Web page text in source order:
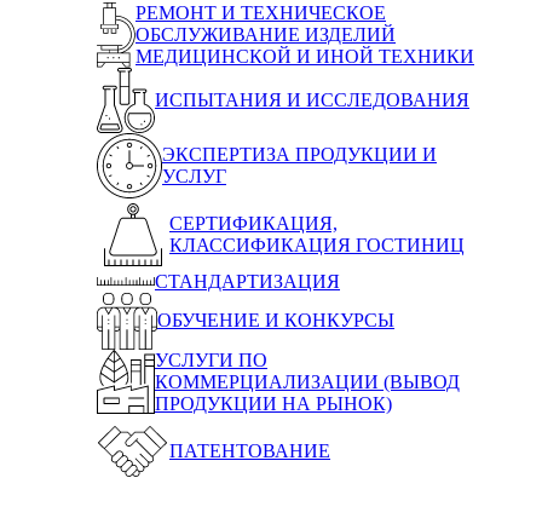
РЕМОНТ И ТЕХНИЧЕСКОЕ
ОБСЛУЖИВАНИЕ ИЗДЕЛИЙ
МЕДИЦИНСКОЙ И ИНОЙ ТЕХНИКИ
ИСПЫТАНИЯ И ИССЛЕДОВАНИЯ
ЭКСПЕРТИЗА ПРОДУКЦИИ И
УСЛУГ
СЕРТИФИКАЦИЯ,
КЛАССИФИКАЦИЯ ГОСТИНИЦ
СТАНДАРТИЗАЦИЯ
ОБУЧЕНИЕ И КОНКУРСЫ
УСЛУГИ ПО
КОММЕРЦИАЛИЗАЦИИ (ВЫВОД
ПРОДУКЦИИ НА РЫНОК)
ПАТЕНТОВАНИЕ